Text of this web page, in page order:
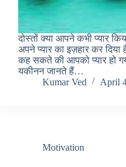
दोस्तों क्या आपने कभी प्यार
अपने प्यार का इज़हार कर
कह सकते की आपको प्यार हो
यकीनन जानते हैं…
Kumar Ved
April
Motivation